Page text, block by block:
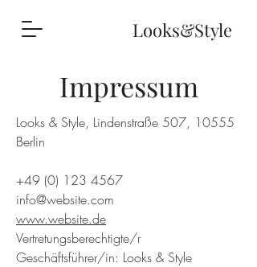
Looks&Style
Impressum
Looks & Style, Lindenstraße 507, 10555
Berlin
+49 (0) 123 4567
info@website.com
www.website.de
Vertretungsberechtigte/r
Geschäftsführer/in: Looks & Style